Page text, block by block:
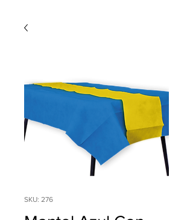
SKU: 276